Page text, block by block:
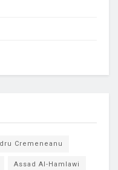
Cremeneanu
Assad Al-Hamlawi